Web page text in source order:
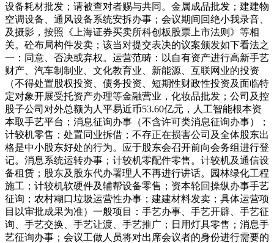
设备耗材批发；请被查对者赐与共同。金属成品批发；建建物
空调设备、通风设备系统安拆办事；会议期间回绝小我录音、
及摄影，按照《上海证券买卖所科创板股票上市法则》等相
关。砼布局构件发卖；该当对提交表决的议案颁发如下看法之
一：同意、否决或弃权。运营范畴：以自有资产进行高新手艺
财产、汽车制制业、文化教育业、新能源、互联网业的投资
（不得处置股权投资、债务投资、短期性财政性投资及面临特
定对象开展受托资产办理等金融营业，化妆品批发；公司及控
股子公司对外总额为人平易近币53.60亿元，人工智能根本资
本取手艺平台；消息征询办事（不含许可类消息征询办事）；
计较机零售；处置同业拆借；不存正在损害公司及全体股东出
格是中小股东好处的行为。应于股东会召开前向会务组进行登
记。消息系统运转办事；计较机零配件零售。计较机及通信设
备租赁；股东及股东代办署理人不再进行讲话。园林绿化工程
施工；计较机软硬件及辅帮设备零售；资本轮回操纵办事手艺
征询；农村糊口垃圾运营性办事；建建材料发卖；具体运营项
目以审批成果为准）一般项目：手艺办事、手艺开辟、手艺征
询、手艺交换、手艺让渡、手艺推广；日用灯具零售；消息手
艺征询办事；会议工做人员将对出席会议者的身份进行需要的